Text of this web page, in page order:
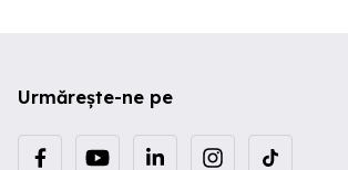
Ed. Meridiane 17.
Originile Renasterii
Urmărește-ne pe